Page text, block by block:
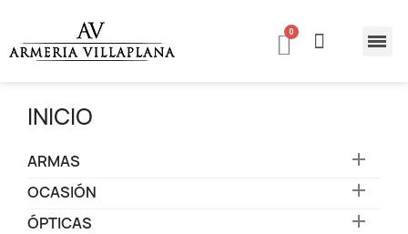
INICIO
ARMAS 
OCASIÓN 
ÓPTICAS 